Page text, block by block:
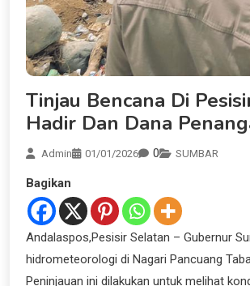
Tinjau Bencana Di
Hadir Dan Dana
Admin 01/01/2026 0 SUMBAR
Bagikan
Andalaspos,Pesisir Selatan – Gubernur
hidrometeorologi di Nagari Pancuang
Peninjauan ini dilakukan untuk melihat